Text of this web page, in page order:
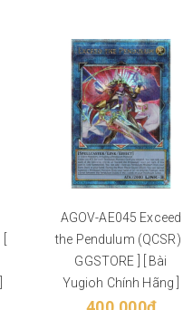
AGOV-AE045 Exceed
the Pendulum (QCSR)
GGSTORE ] [ Bài
Yugioh Chính Hãng ]